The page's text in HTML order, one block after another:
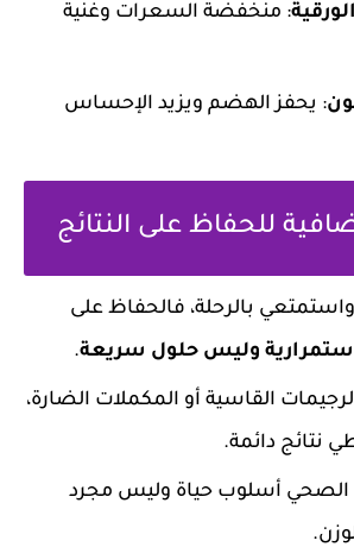
: منخفضة السعرات وغنية
: يحفز الهضم ويزيد الإحساس
للحفاظ على النتائج
بالرحلة، فالحفاظ على
وليس حلول سريعة.
القاسية أو المكملات الضارة،
نتائج دائمة.
الصحي أسلوب حياة وليس مجرد